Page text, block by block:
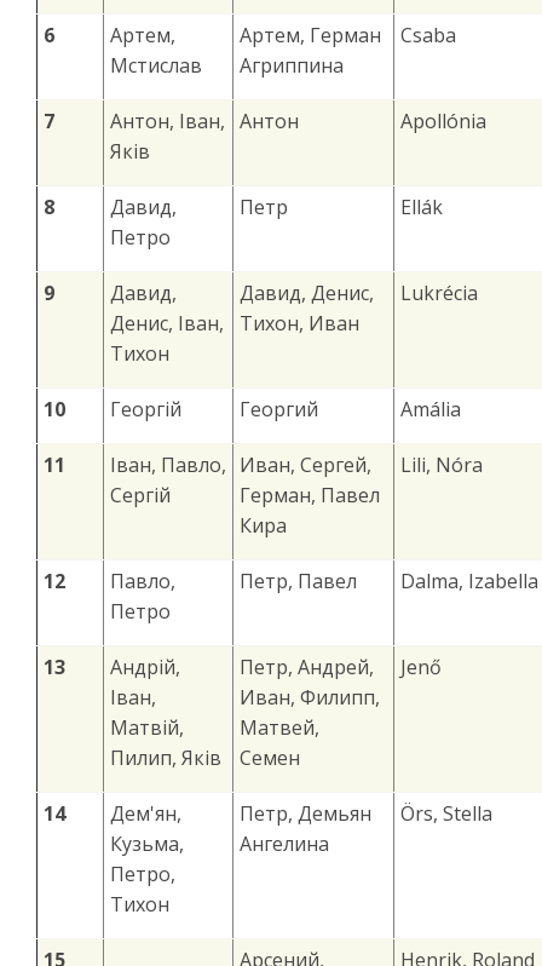
6
Артем,
Мстислав
Артем, Герман
Агриппина
Csaba
7
Антон, Іван,
Яків
Антон Apollónia
8
Давид,
Петро
Петр Ellák
9
Давид,
Денис, Іван,
Тихон
Давид, Денис,
Тихон, Иван
Lukrécia
10 Георгій Георгий Amália
11
Іван, Павло,
Сергій
Иван, Сергей,
Герман, Павел
Кира
Lili, Nóra
12
Павло,
Петро
Петр, Павел Dalma, Izabella
13
Андрій,
Іван,
Матвій,
Пилип, Яків
Петр, Андрей,
Иван, Филипп,
Матвей,
Семен
Jenő
14
Дем'ян,
Кузьма,
Петро,
Тихон
Петр, Демьян
Ангелина
Örs, Stella
15 Арсений, Henrik, Roland